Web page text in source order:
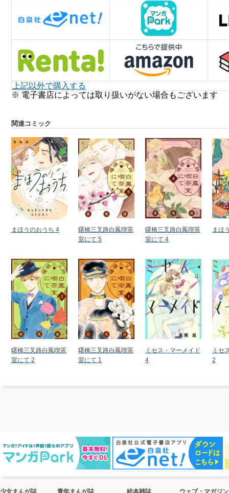
上記以外で購入する
※ 電子書店によっては取り扱いがない場合もございます
関連コミック
まほうのおうち 4
曙橋三叉路白鳳喫茶
室にて 5
曙橋三叉路白鳳喫茶
室にて 4
まほ
曙橋三叉路白鳳喫茶
室にて 2
曙橋三叉路白鳳喫茶
室にて 1
ミセス・マーメイド
4
ミセ
2
少女まんが誌 青年まんが誌 絵本雑誌 ウェブ・マガジン